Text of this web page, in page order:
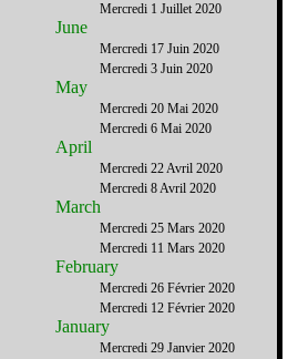
Mercredi 1 Juillet 2020
June
Mercredi 17 Juin 2020
Mercredi 3 Juin 2020
May
Mercredi 20 Mai 2020
Mercredi 6 Mai 2020
April
Mercredi 22 Avril 2020
Mercredi 8 Avril 2020
March
Mercredi 25 Mars 2020
Mercredi 11 Mars 2020
February
Mercredi 26 Février 2020
Mercredi 12 Février 2020
January
Mercredi 29 Janvier 2020